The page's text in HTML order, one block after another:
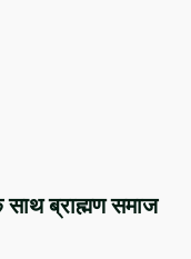
साथ ब्राह्मण समाज